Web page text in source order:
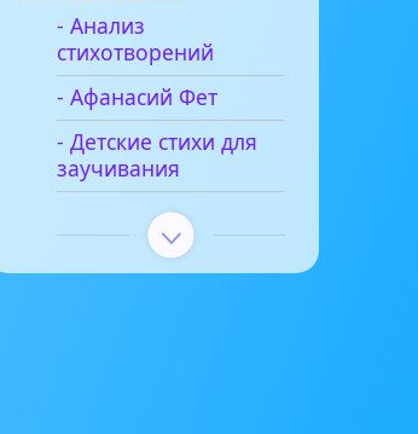
- Анализ
стихотворений
- Афанасий Фет
- Детские стихи для
заучивания